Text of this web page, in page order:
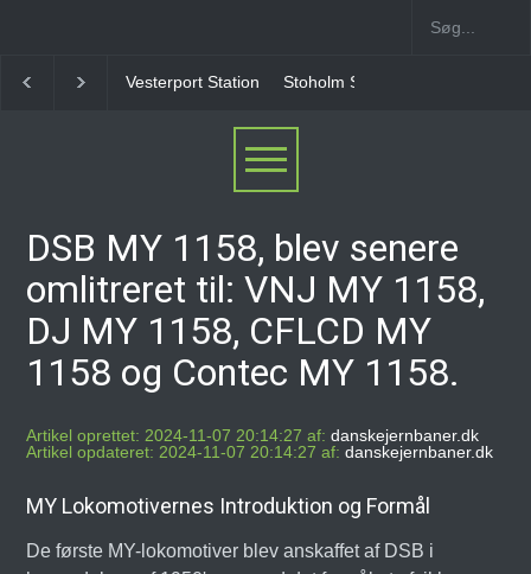
Vesterport Station Stoholm Station
DSB MY 1158, blev senere
omlitreret til: VNJ MY 1158,
DJ MY 1158, CFLCD MY
1158 og Contec MY 1158.
Artikel oprettet: 2024-11-07 20:14:27 af: danskejernbaner.dk
Artikel opdateret: 2024-11-07 20:14:27 af: danskejernbaner.dk
MY Lokomotivernes Introduktion og Formål
De første MY-lokomotiver blev anskaffet af DSB i